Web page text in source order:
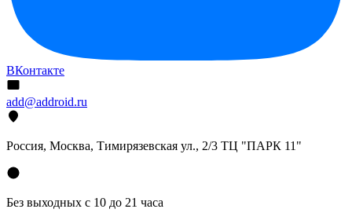
ВКонтакте
add@addroid.ru
Россия, Москва, Тимирязевская ул., 2/3 ТЦ "ПАРК 11"
Без выходных с 10 до 21 часа